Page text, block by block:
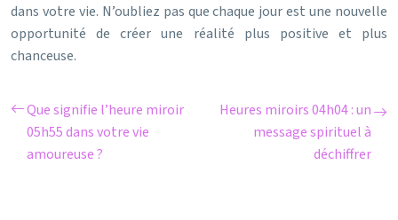
dans votre vie. N’oubliez pas que chaque jour est une nouvelle
opportunité de créer une réalité plus positive et plus
chanceuse.
Que signifie l’heure miroir
05h55 dans votre vie
amoureuse ?
Heures miroirs 04h04 : un
message spirituel à
déchiffrer